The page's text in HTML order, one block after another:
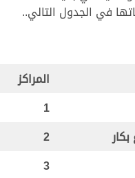
في الجدول التالي..
المراكز
1
2
3